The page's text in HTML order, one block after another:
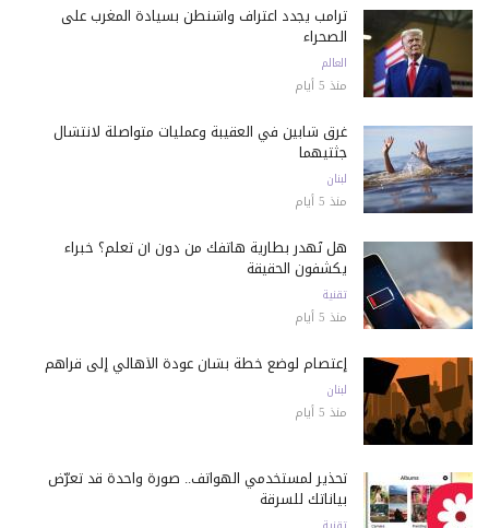
ترامب يجدد اعتراف واشنطن بسيادة المغرب على
الصحراء
العالم
منذ 5 أيام
غرق شابين في العقيبة وعمليات متواصلة لانتشال
جثتيهما
لبنان
منذ 5 أيام
هل تُهدر بطارية هاتفك من دون أن تعلم؟ خبراء
يكشفون الحقيقة
تقنية
منذ 5 أيام
إعتصام لوضع خطة بشأن عودة الأهالي إلى قراهم
لبنان
منذ 5 أيام
تحذير لمستخدمي الهواتف.. صورة واحدة قد تعرّض
بياناتك للسرقة